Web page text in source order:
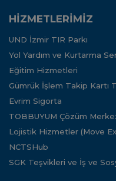
HİZMETLERİMİZ
UND İzmir TIR Parkı
Yol Yardım ve Kurtarma
Eğitim Hizmetleri
Gümrük İşlem Takip Kartı
Evrim Sigorta
TOBBUYUM Çözüm
Lojistik Hizmetler (Move
NCTSHub
SGK Teşvikleri ve İş ve